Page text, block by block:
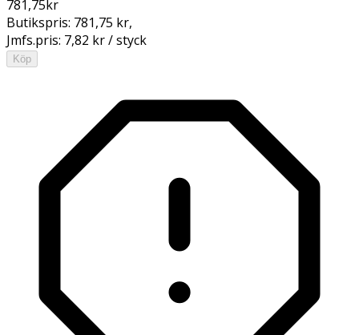
781,75kr
Butikspris: 781,75 kr,
Jmfs.pris: 7,82 kr / styck
Köp